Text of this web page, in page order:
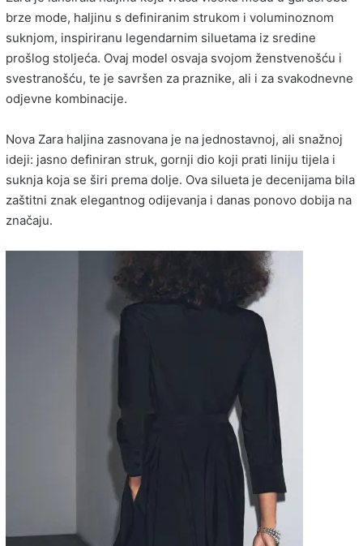
brze mode, haljinu s definiranim strukom i voluminoznom
suknjom, inspiriranu legendarnim siluetama iz sredine
prošlog stoljeća. Ovaj model osvaja svojom ženstvenošću i
svestranošću, te je savršen za praznike, ali i za svakodnevne
odjevne kombinacije.
Nova Zara haljina zasnovana je na jednostavnoj, ali snažnoj
ideji: jasno definiran struk, gornji dio koji prati liniju tijela i
suknja koja se širi prema dolje. Ova silueta je decenijama bila
zaštitni znak elegantnog odijevanja i danas ponovo dobija na
značaju.